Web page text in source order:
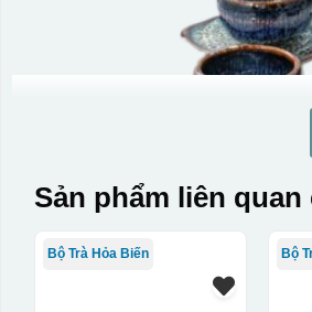
Sản phẩm liên
Bộ Trà Hỏa Biến Bộ